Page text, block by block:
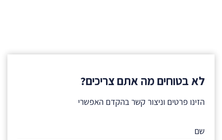
לא בטוחים מה אתם צריכים?
הזינו פרטים וניצור קשר בהקדם האפשרי